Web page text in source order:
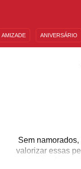
AMIZADE ANIVERSÁRIO
Sem
valorizar essas
confessionários,